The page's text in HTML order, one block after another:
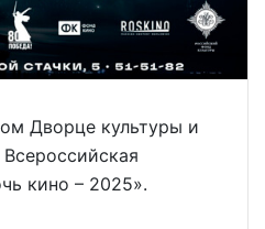
Дворце культуры и
кино – 2025».